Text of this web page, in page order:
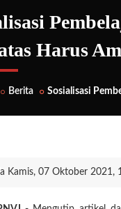
Harus
Berita Sosialisasi
Kamis, 07 Oktober 2021,